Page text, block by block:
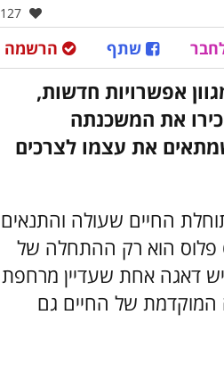
אהבו:
127
הרשמה שתף
אפשרויות חדשות,
את המשכנתה
שמתאים את עצמו לצרכים
החיים שעולה והתנאים
שמאפשרים שנים רבות יותר של בריאות ואיכות חיים, גיל 60 פלוס הוא רק ההתחלה של
דאגה אחת שעדיין מרחפת
המוקדמת של החיים גם